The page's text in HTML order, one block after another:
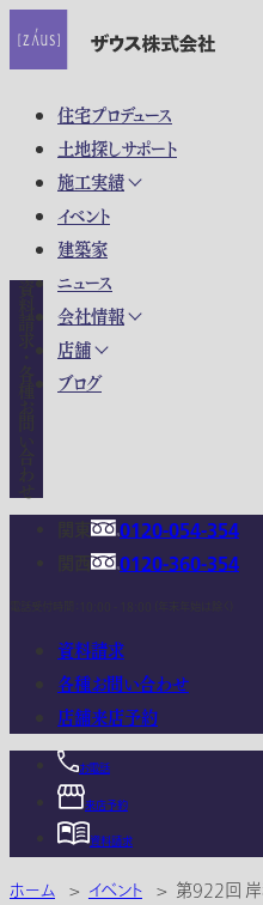
住宅プロデュース
土地探しサポート
施工実績
イベント
建築家
ニュース
会社情報
店舗
ブログ
0120-054-354
0120-360-354
資料請求
各種お問い合わせ
店舗来店予約
お電話
来店予約
資料請求
ホーム > イベント > 第922回 岸